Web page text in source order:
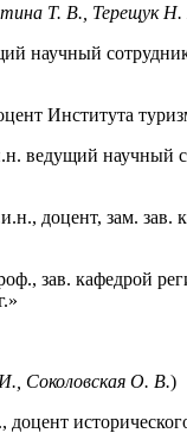
Т. В., Терещук
научный
Института
ведущий научный
доцент, зам. зав.
зав. кафедрой
Соколовская О. В.)
доцент